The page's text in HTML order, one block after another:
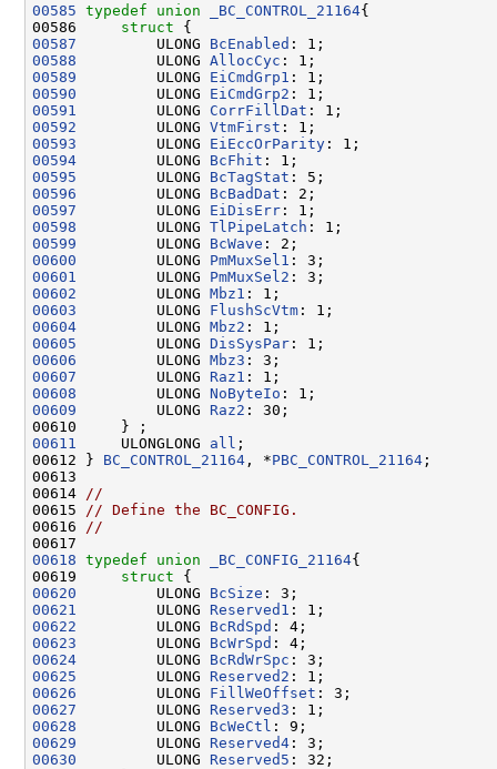
00585 typedef union _BC_CONTROL_21164{
00586 struct
00587
         ULONG
BcEnabled
00588
         ULONG
AllocCyc
00589
         ULONG
EiCmdGrp1
00590
         ULONG
EiCmdGrp2
00591
         ULONG
CorrFillDat
00592
         ULONG
VtmFirst
00593
         ULONG
EiEccOrParity
00594
         ULONG
BcFhit
00595
         ULONG
BcTagStat
00596
         ULONG
BcBadDat
00597
         ULONG
EiDisErr
00598
         ULONG
TlPipeLatch
00599
         ULONG
BcWave
00600
         ULONG
PmMuxSel1
00601
         ULONG
PmMuxSel2
00602
         ULONG
Mbz1
00603
         ULONG
FlushScVtm
00604
         ULONG
Mbz2
00605
         ULONG
DisSysPar
00606
         ULONG
Mbz3
00607
         ULONG
Raz1
00608
         ULONG
NoByteIo
00609
         ULONG
Raz2 : 30;
00611
     ULONGLONG
all ;
00612 } BC_CONTROL_21164 , *PBC_CONTROL_21164 ;
00613
00614
//
00615
// Define the BC_CONFIG.
00616
//
00618 typedef union _BC_CONFIG_21164{
00619 struct
00620
         ULONG
BcSize
00621
         ULONG
Reserved1
00622
         ULONG
BcRdSpd
00623
         ULONG
BcWrSpd
00624
         ULONG
BcRdWrSpc
00625
         ULONG
Reserved2
00626
         ULONG
FillWeOffset
00627
         ULONG
Reserved3
00628
         ULONG
BcWeCtl
00629
         ULONG
Reserved4
00630
         ULONG
Reserved5 : 32;